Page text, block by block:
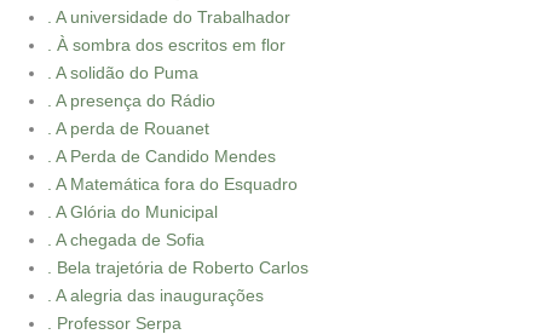
. A universidade do Trabalhador
. À sombra dos escritos em flor
. A solidão do Puma
. A presença do Rádio
. A perda de Rouanet
. A Perda de Candido Mendes
. A Matemática fora do Esquadro
. A Glória do Municipal
. A chegada de Sofia
. Bela trajetória de Roberto Carlos
. A alegria das inaugurações
. Professor Serpa